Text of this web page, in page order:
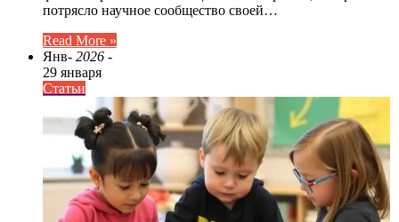
потрясло научное сообщество своей…
Read More »
Янв- 2026 -
29 января
Статьи